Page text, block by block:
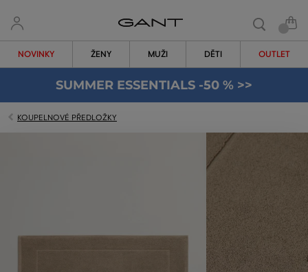
NOVINKY ŽENY MUŽI DĚTI OUTLET
SUMMER ESSENTIALS -50 % >>
KOUPELNOVÉ PŘEDLOŽKY